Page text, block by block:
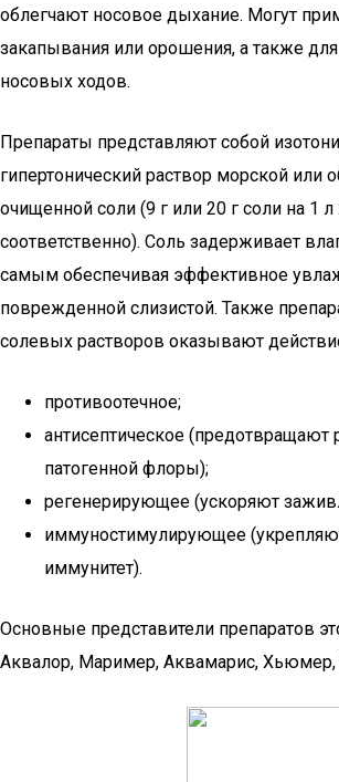
облегчают носовое дыхание. Могут
закапывания или орошения, а также
носовых ходов.
Препараты представляют собой
гипертонический раствор морской или
очищенной соли (9 г или 20 г соли на 1
соответственно). Соль задерживает
самым обеспечивая эффективное
поврежденной слизистой. Также
солевых растворов оказывают
противоотечное;
антисептическое (предотвращают
патогенной флоры);
регенерирующее (ускоряют
иммуностимулирующее
иммунитет).
Основные представители препаратов
Аквалор, Маример, Аквамарис,